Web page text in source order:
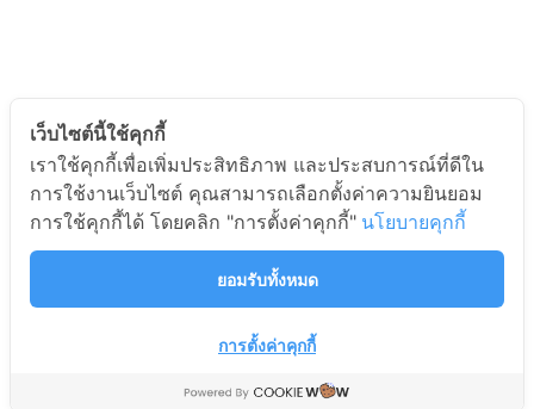
ชุดรีเลยโอเวอร์โหลดสตาร์ท
คอมตู้เย็น 1/5
110
เทอร์โมสตัทตู้เย็นมีปุ่มกด
ละลาย SWTB-R130A
฿199
เว็บไซต์นี้ใช้คุกกี้
เราใช้คุกกี้เพื่อเพิ่มประสิทธิภาพ และประสบการณ์ที่ดีใน
การใช้งานเว็บไซต์ คุณสามารถเลือกตั้งค่าความยินยอม
การใช้คุกกี้ได้ โดยคลิก "การตั้งค่าคุกกี้" นโยบายคุกกี้
ยอมรับทั้งหมด
การตั้งค่าคุกกี้